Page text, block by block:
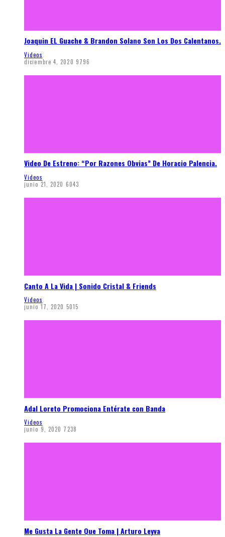
Joaquin EL Guache & Brandon Solano Son Los Dos Calentanos.
Videos
diciembre 4, 2020 9796
Video De Estreno: “Por Razones Obvias” De Horacio Palencia.
Videos
junio 21, 2020 6043
Canto A La Vida | Sonido Cristal & Friends
Videos
junio 17, 2020 5015
Adal Loreto Promociona Entérate con Banda
Videos
junio 9, 2020 7238
Me Gusta La Gente Que Toma | Arturo Leyva